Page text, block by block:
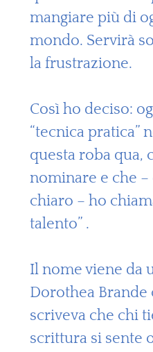
mangiare più di
mondo. Servirà
la frustrazione.
Così ho deciso:
“tecnica pratica”
questa roba qua,
nominare e che
chiaro – ho
talento” .
Il nome viene da
Dorothea Brande
scriveva che chi
scrittura si sente